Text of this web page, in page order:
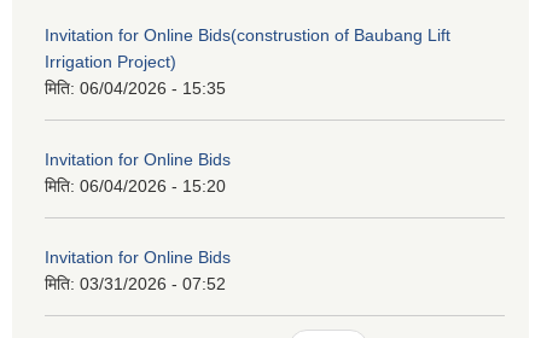
Invitation for Online Bids(construstion of Baubang Lift
Irrigation Project)
मिति: 06/04/2026 - 15:35
Invitation for Online Bids
मिति: 06/04/2026 - 15:20
Invitation for Online Bids
मिति: 03/31/2026 - 07:52